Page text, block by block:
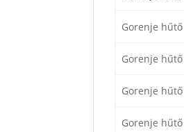
Gorenje hűtő
Gorenje hűtő
Gorenje hűtő
Gorenje hűtő